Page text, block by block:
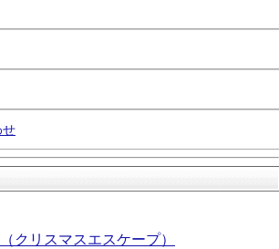
せ
クリスマスエスケープ）